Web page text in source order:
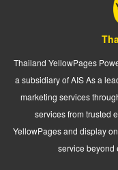
Thailand YellowPages
a subsidiary of AIS As a
marketing services
services from trusted
YellowPages and display
service beyond